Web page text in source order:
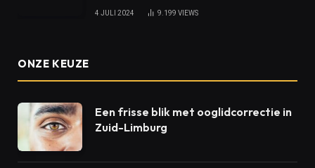
4 JULI 2024 9.199 VIEWS
ONZE KEUZE
Een frisse blik met ooglidcorrectie in
Zuid-Limburg